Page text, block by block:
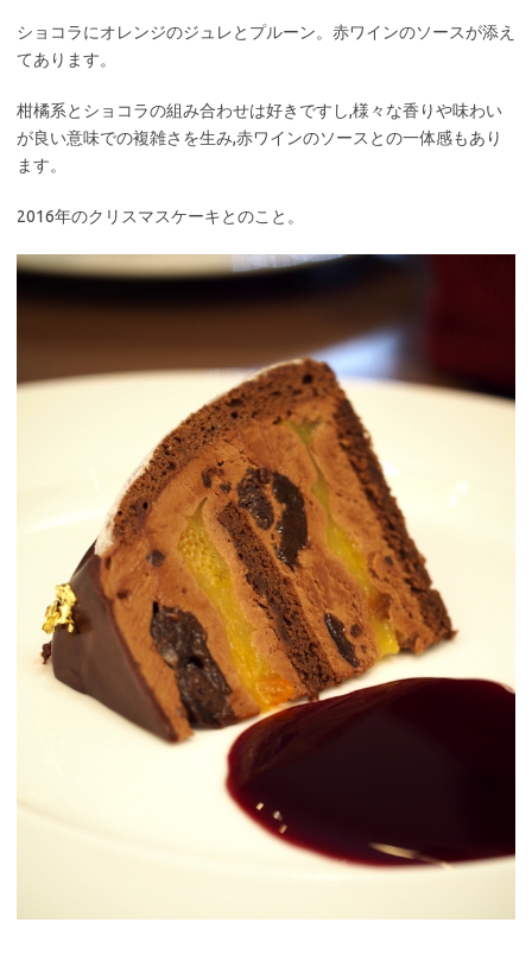
ショコラにオレンジのジュレとプルーン。赤ワインのソースが添え
てあります。
柑橘系とショコラの組み合わせは好きですし,様々な香りや味わい
が良い意味での複雑さを生み,赤ワインのソースとの一体感もあり
ます。
2016年のクリスマスケーキとのこと。